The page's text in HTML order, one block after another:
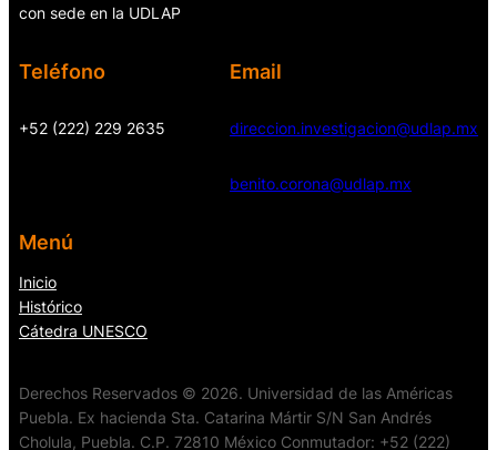
con sede en la UDLAP
Teléfono
+52 (222) 229 2635
Email
direccion.investigacion@udlap.mx
benito.corona@udlap.mx
Menú
Inicio
Histórico
Cátedra UNESCO
Derechos Reservados © 2026. Universidad de las Américas
Puebla. Ex hacienda Sta. Catarina Mártir S/N San Andrés
Cholula, Puebla. C.P. 72810 México Conmutador: +52 (222)